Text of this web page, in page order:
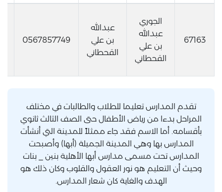
67163
الجوري
عبدالله
بن علي
القحطاني
عبدالله
بن علي
القحطاني
0567857749
تقدم المدارس تعليما للطلاب والطالبات في مختلف
المراحل بدءا من رياض الأطفال حتى الصف الثالث ثانوي
بأقسامه. أما الاسم فقد جاء ممثلاً للمدينة التي أنشأت
المدارس بها وهي المدينة الجميلة (أبها) وأصبحت
المدارس تحت مسمى مدارس أبها الأهلية بنين _ بنات
وحيث أن التعليم هو نور العقول والقلوب وكان ذلك هو
الهدف والغاية كان شعار المدارس.